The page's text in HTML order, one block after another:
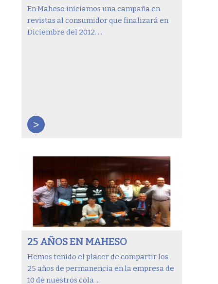
En Maheso iniciamos una campaña en
revistas al consumidor que finalizará en
Diciembre del 2012. ...
>
25 AÑOS EN MAHESO
Hemos tenido el placer de compartir los
25 años de permanencia en la empresa de
10 de nuestros cola ...